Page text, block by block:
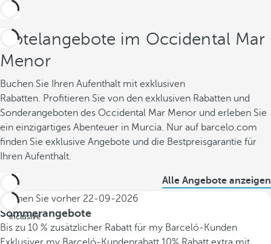
Hotelangebote im Occidental Mar
Menor
Buchen Sie Ihren Aufenthalt mit exklusiven
Rabatten. Profitieren Sie von den exklusiven Rabatten und
Sonderangeboten des Occidental Mar Menor und erleben Sie
ein einzigartiges Abenteuer in Murcia. Nur auf barcelo.com
finden Sie exklusive Angebote und die Bestpreisgarantie für
Ihren Aufenthalt.
Alle Angebote anzeigen
All
inclusive
Buchen Sie vorher 22-09-2026
Sommerangebote
Bis zu 10 % zusätzlicher Rabatt für my Barceló-Kunden